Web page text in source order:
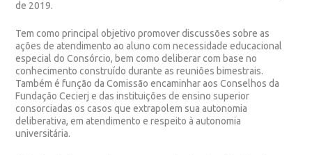
de 2019.
Tem como principal objetivo promover discussões sobre as
ações de atendimento ao aluno com necessidade educacional
especial do Consórcio, bem como deliberar com base no
conhecimento construído durante as reuniões bimestrais.
Também é função da Comissão encaminhar aos Conselhos da
Fundação Cecierj e das instituições de ensino superior
consorciadas os casos que extrapolem sua autonomia
deliberativa, em atendimento e respeito à autonomia
universitária.